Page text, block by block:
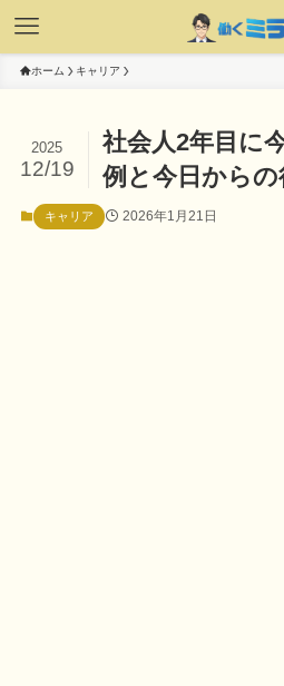
ホーム キャリア
社会人2年目に
例と今日からの
2025
12/19
キャリア 2026年1月21日